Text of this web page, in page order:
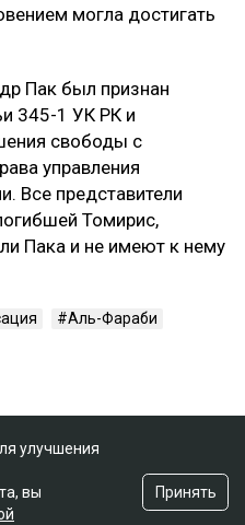
могла достигать
Пак был признан
345-1 УК РК и
свободы с
управления
Все представители
Томирис,
Пака и не имеют к нему
Аль-Фараби
улучшения
вы
Принять